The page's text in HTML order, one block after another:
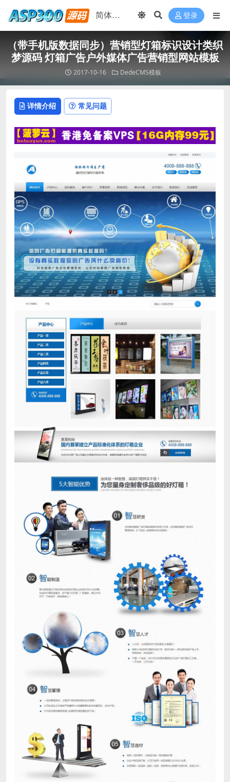
登录
（带手机版数据同步）营销型灯箱标识设计类织
梦源码 灯箱广告户外媒体广告营销型网站模板
2017-10-16 DedeCMS模板
详情介绍 常见问题